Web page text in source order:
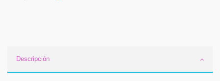
Descripción